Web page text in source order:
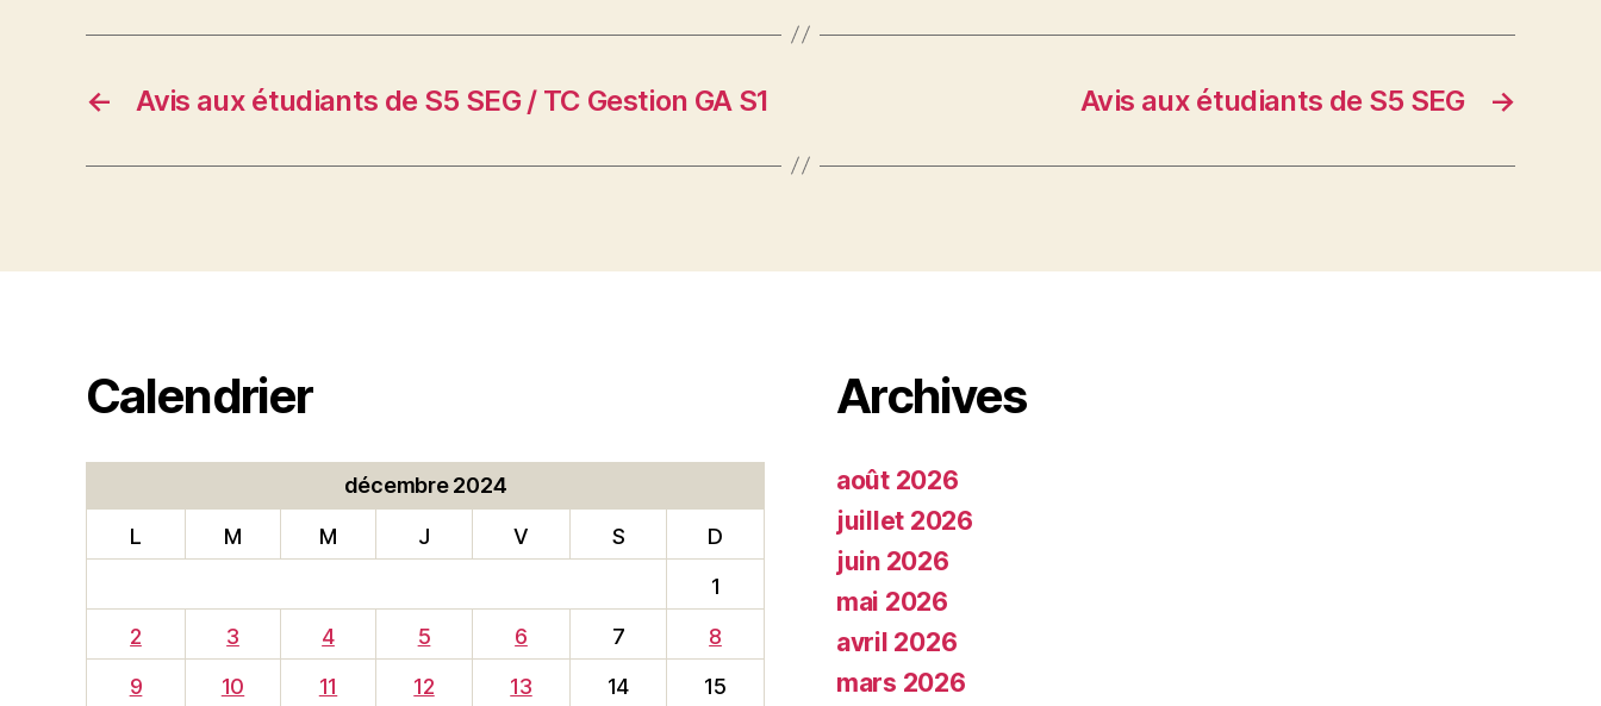
← Avis aux étudiants de S5 SEG / TC Gestion GA S1 →
Avis aux étudiants de S5 SEG
Calendrier
décembre 2024
L M M J V S
D
1
2
3 4 5 6 7
8
9
10 11 12 13 14
15
Archives
août 2026
juillet 2026
juin 2026
mai 2026
avril 2026
mars 2026